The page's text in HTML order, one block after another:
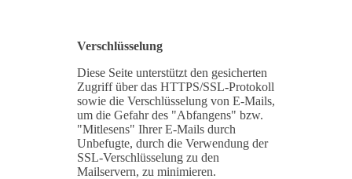
Verschlüsselung
Diese Seite unterstützt den gesicherten
Zugriff über das HTTPS/SSL-Protokoll
sowie die Verschlüsselung von E-Mails,
um die Gefahr des "Abfangens" bzw.
"Mitlesens" Ihrer E-Mails durch
Unbefugte, durch die Verwendung der
SSL-Verschlüsselung zu den
Mailservern, zu minimieren.